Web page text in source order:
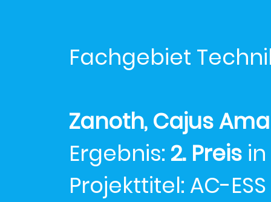
Fachgebiet
Zanoth, Cajus
Ergebnis: 2. Preis
Projekttitel: AC-